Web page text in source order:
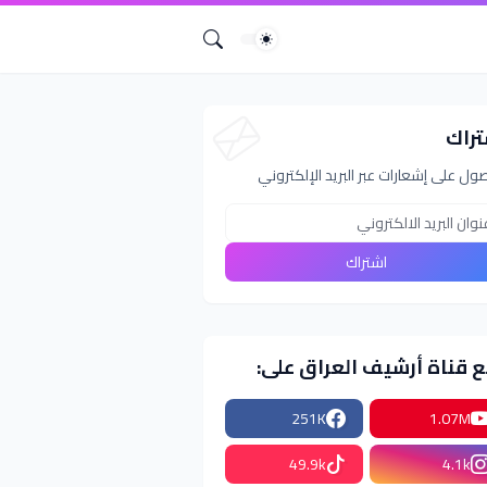
على إشعارات عبر البريد الإلكتروني
قناة أرشيف العراق على:
1.07M
251K
4.1k
49.9k